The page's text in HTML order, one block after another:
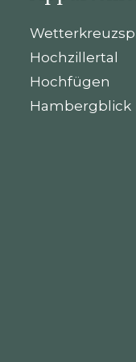
Hochzillertal
Hochfügen
Hambergblick